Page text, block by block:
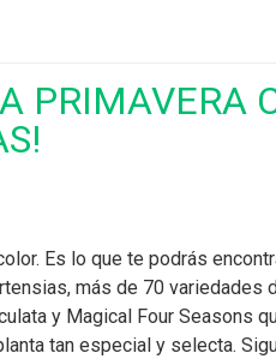
PRIMAVERA
Es lo que te podrás
más de 70 variedades
y Magical Four Seasons
tan especial y selecta.